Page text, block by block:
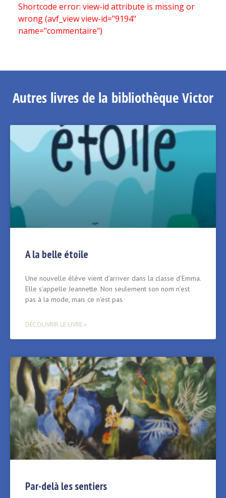
Shortcode error: view-id attribute is missing or
wrong (avf_view view-id="9194"
name="commentaire")
Autres livres de la bibliothèque Victor
A la belle étoile
Une nouvelle élève vient d’arriver dans la classe d’Emma.
Elle s’appelle Jeannette. Non seulement son nom n’est
pas à la mode, mais ce n’est pas
DÉCOUVRIR LE LIVRE »
Par-delà les sentiers